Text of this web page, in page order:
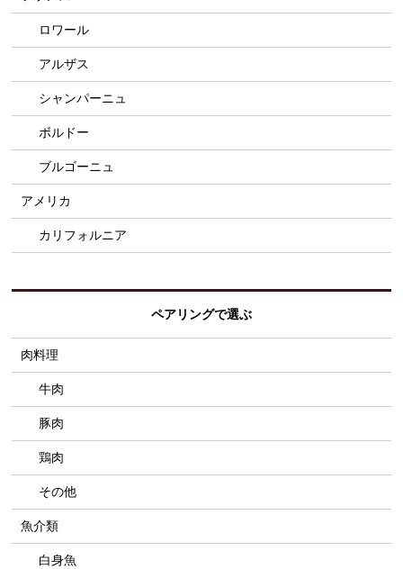
ロワール
アルザス
シャンパーニュ
ボルドー
ブルゴーニュ
アメリカ
カリフォルニア
ペアリングで選ぶ
肉料理
牛肉
豚肉
鶏肉
その他
魚介類
白身魚